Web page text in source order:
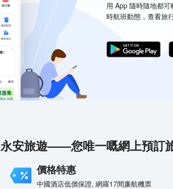
用 App 隨時隨地都
時航班動態，查看旅
永安旅遊——您唯一嘅網上預訂
價格特惠
中國酒店低價保證, 網羅17間廉航機票